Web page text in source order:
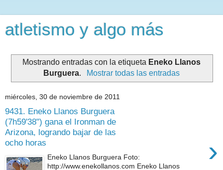
atletismo y algo más
Mostrando entradas con la etiqueta Eneko Llanos
Burguera. Mostrar todas las entradas
miércoles, 30 de noviembre de 2011
9431. Eneko Llanos Burguera
(7h59'38") gana el Ironman de
Arizona, logrando bajar de las
ocho horas
›
Eneko Llanos Burguera Foto:
http://www.enekollanos.com Eneko Llanos